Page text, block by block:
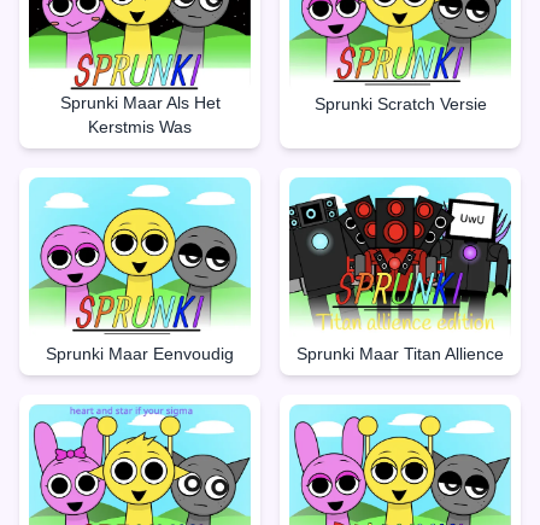
Sprunki Maar Als Het
Kerstmis Was
Sprunki Scratch Versie
Sprunki Maar Eenvoudig Sprunki Maar Titan Allience